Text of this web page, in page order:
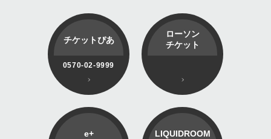
チケットぴあ
0570-02-9999
ローソン
チケット
e+ LIQUIDROOM